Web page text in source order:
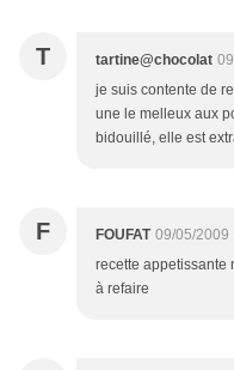
T tartine@chocolat
je suis contente de
une le melleux aux
bidouillé, elle est
F FOUFAT 09/05/2009
recette appetissante
à refaire